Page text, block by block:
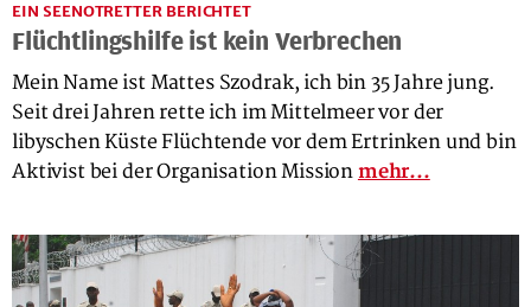
EIN SEENOTRETTER BERICHTET
Flüchtlingshilfe ist kein Verbrechen
Mein Name ist Mattes Szodrak, ich bin 35 Jahre jung.
Seit drei Jahren rette ich im Mittelmeer vor der
libyschen Küste Flüchtende vor dem Ertrinken und bin
Aktivist bei der Organisation Mission mehr...